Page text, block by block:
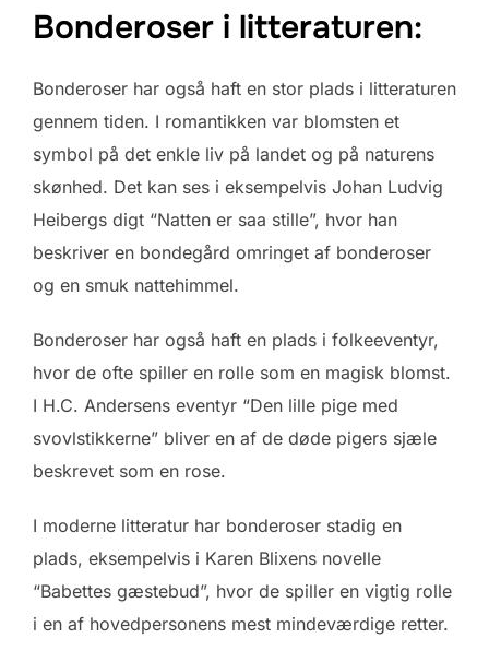
Bonderoser i litteraturen:
Bonderoser har også haft en stor plads i litteraturen
gennem tiden. I romantikken var blomsten et
symbol på det enkle liv på landet og på naturens
skønhed. Det kan ses i eksempelvis Johan Ludvig
Heibergs digt “Natten er saa stille”, hvor han
beskriver en bondegård omringet af bonderoser
og en smuk nattehimmel.
Bonderoser har også haft en plads i folkeeventyr,
hvor de ofte spiller en rolle som en magisk blomst.
I H.C. Andersens eventyr “Den lille pige med
svovlstikkerne” bliver en af de døde pigers sjæle
beskrevet som en rose.
I moderne litteratur har bonderoser stadig en
plads, eksempelvis i Karen Blixens novelle
“Babettes gæstebud”, hvor de spiller en vigtig rolle
i en af hovedpersonens mest mindeværdige retter.